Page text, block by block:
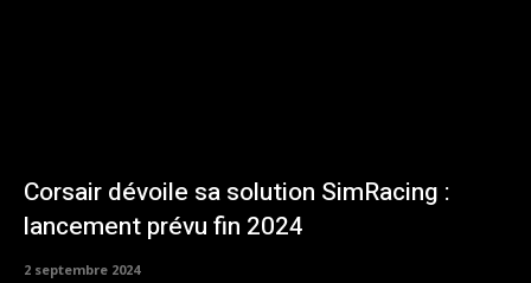
Corsair dévoile sa solution SimRacing :
lancement prévu fin 2024
2 septembre 2024